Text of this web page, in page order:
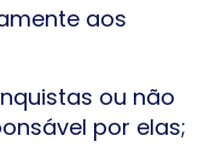
aos
ou não
por elas;